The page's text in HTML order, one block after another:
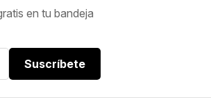
en tu bandeja
Suscríbete